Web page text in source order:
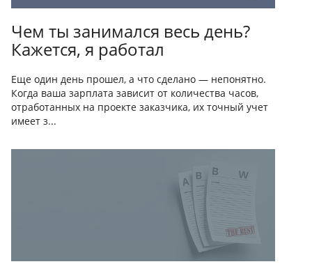
Чем ты занимался весь день?
Кажется, я работал
Еще один день прошел, а что сделано — непонятно.
Когда ваша зарплата зависит от количества часов,
отработанных на проекте заказчика, их точный учет
имеет з...